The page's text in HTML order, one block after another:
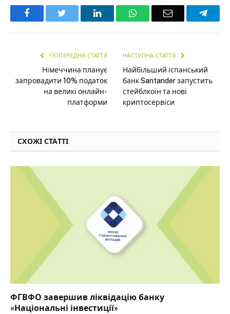
Facebook LinkedInWhatsAppEmail
ПОПЕРЕДНЯ СТАТТЯ
Німеччина планує
запровадити 10% податок
на великі онлайн-
платформи
НАСТУПНА СТАТТЯ
Найбільший іспанський
банк Santander запустить
стейблкоїн та нові
криптосервіси
СХОЖІ СТАТТІ
ФГВФО завершив ліквідацію банку
«Національні інвестиції»